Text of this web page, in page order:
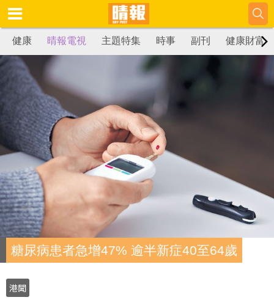
健康 晴報電視 主題特集 時事 副刊 健康財富
糖尿病患者急增47% 逾半新症40至64歲
港聞